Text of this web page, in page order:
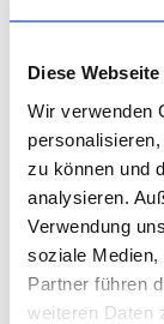
Diese
Wir verwenden
zu können und
analysieren.
Verwendung
soziale Medien,
Partner führen
weiteren Daten
Weine
Keine